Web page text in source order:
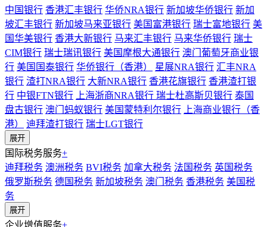
中国银行 香港汇丰银行 华侨NRA银行 新加坡华侨银行 新加
坡汇丰银行 新加坡马来亚银行 美国富港银行 瑞士富地银行 美
国华美银行 香港大新银行 马来汇丰银行 马来华侨银行 瑞士
CIM银行 瑞士瑞讯银行 美国摩根大通银行 澳门葡萄牙商业银
行 美国国泰银行 华侨银行（香港） 星展NRA银行 汇丰NRA
银行 渣打NRA银行 大新NRA银行 香港花旗银行 香港渣打银
行 中银FTN银行 上海浙商NRA银行 瑞士杜高斯贝银行 泰国
盘古银行 澳门蚂蚁银行 美国蒙特利尔银行
上海商业银行（香
港）
迪拜渣打银行 瑞士LGT银行
展开
国际税务服务+
迪拜税务 澳洲税务 BVI税务 加拿大税务 法国税务 英国税务
俄罗斯税务 德国税务 新加坡税务 澳门税务 香港税务 美国税
务
展开
企业增值服务+